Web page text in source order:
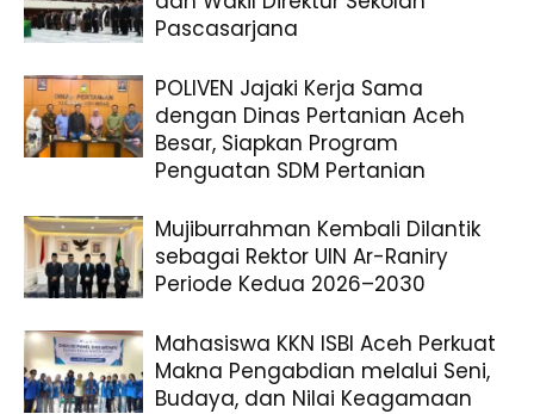
Pascasarjana
POLIVEN Jajaki Kerja Sama
dengan Dinas Pertanian Aceh
Besar, Siapkan Program
Penguatan SDM Pertanian
Mujiburrahman Kembali Dilantik
sebagai Rektor UIN Ar-Raniry
Periode Kedua 2026–2030
Mahasiswa KKN ISBI Aceh Perkuat
Makna Pengabdian melalui Seni,
Budaya, dan Nilai Keagamaan